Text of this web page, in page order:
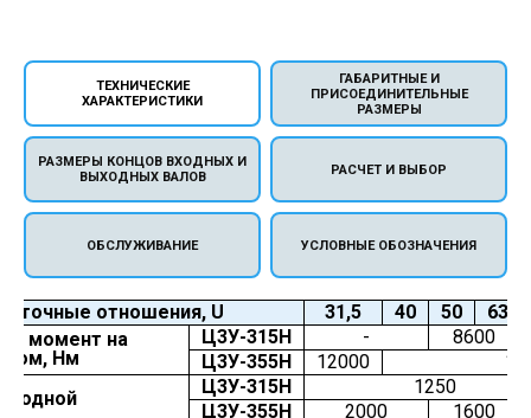
ТЕХНИЧЕСКИЕ
ХАРАКТЕРИСТИКИ
ГАБАРИТНЫЕ И
ПРИСОЕДИНИТЕЛЬНЫЕ
РАЗМЕРЫ
РАЗМЕРЫ КОНЦОВ ВХОДНЫХ И
ВЫХОДНЫХ ВАЛОВ
РАСЧЕТ И ВЫБОР
ОБСЛУЖИВАНИЕ УСЛОВНЫЕ ОБОЗНАЧЕНИЯ
отношения, U 31,5 40 50
63
момент на
Нм
Ц3У-315Н -
8600
Ц3У-355Н
12000
Входной
Ц3У-315Н
1250
Ц3У-355Н
2000
1600